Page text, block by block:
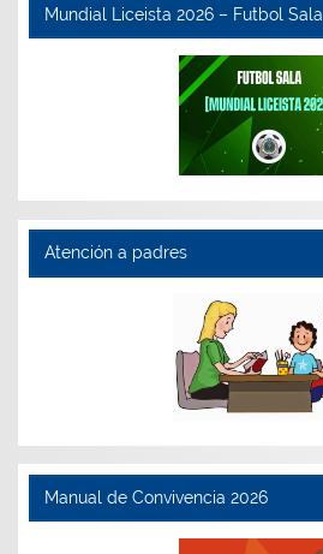
Mundial Liceista 2026 – Futbol Sala
Atención a padres
Manual de Convivencia 2026